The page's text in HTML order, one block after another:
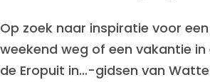
Op zoek naar inspiratie voor
weekend weg of een vakantie in
de Eropuit in…-gidsen van